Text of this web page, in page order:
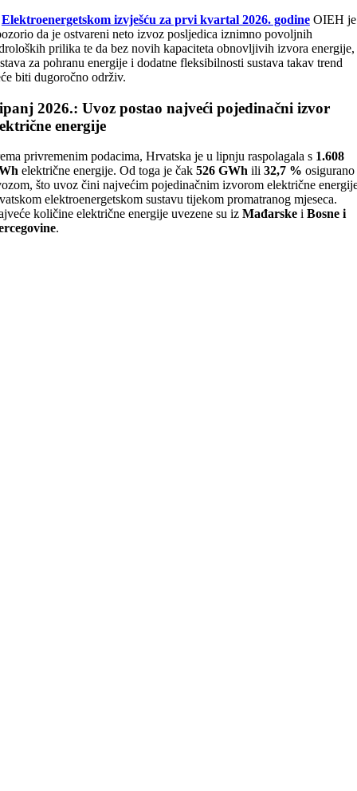
Elektroenergetskom izvješću za prvi kvartal 2026. godine OIEH je
da je ostvareni neto izvoz posljedica iznimno povoljnih
prilika te da bez novih kapaciteta obnovljivih izvora energije,
za pohranu energije i dodatne fleksibilnosti sustava takav trend
biti dugoročno održiv.
2026.: Uvoz postao najveći pojedinačni izvor
energije
privremenim podacima, Hrvatska je u lipnju raspolagala s 1.608
električne energije. Od toga je čak 526 GWhili 32,7 % osigurano
što uvoz čini najvećim pojedinačnim izvorom električne
elektroenergetskom sustavu tijekom promatranog mjeseca.
količine električne energije uvezene su iz Mađarskei Bosne i
.